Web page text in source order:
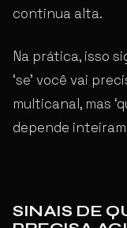
continua alta.
Na prática, isso
‘se’ você vai
multicanal, mas
depende
SINAIS DE